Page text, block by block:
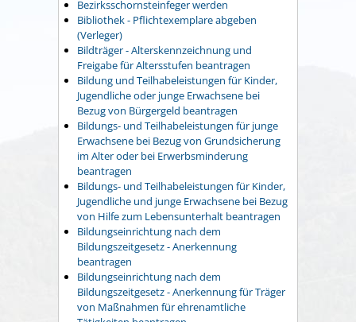
Bezirksschornsteinfeger werden
Bibliothek - Pflichtexemplare abgeben
(Verleger)
Bildträger - Alterskennzeichnung und
Freigabe für Altersstufen beantragen
Bildung und Teilhabeleistungen für Kinder,
Jugendliche oder junge Erwachsene bei
Bezug von Bürgergeld beantragen
Bildungs- und Teilhabeleistungen für junge
Erwachsene bei Bezug von Grundsicherung
im Alter oder bei Erwerbsminderung
beantragen
Bildungs- und Teilhabeleistungen für Kinder,
Jugendliche und junge Erwachsene bei Bezug
von Hilfe zum Lebensunterhalt beantragen
Bildungseinrichtung nach dem
Bildungszeitgesetz - Anerkennung
beantragen
Bildungseinrichtung nach dem
Bildungszeitgesetz - Anerkennung für Träger
von Maßnahmen für ehrenamtliche